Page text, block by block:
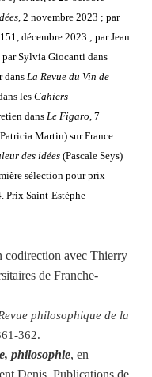
2 novembre 2023 ; par
décembre 2023 ; par Jean
Sylvia Giocanti dans
dans La Revue du Vin de
les Cahiers
dans Le Figaro, 7
Martin) sur France
des idées (Pascale Seys)
sélection pour prix
Prix Saint-Estèphe –
codirection avec Thierry
de Franche-
philosophique de la
362.
philosophie, en
Denis, Publications de